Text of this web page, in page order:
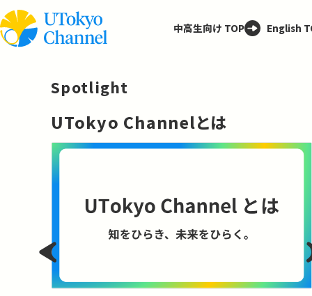
中高生向け TOP English
Spotlight
UTokyo Channelとは